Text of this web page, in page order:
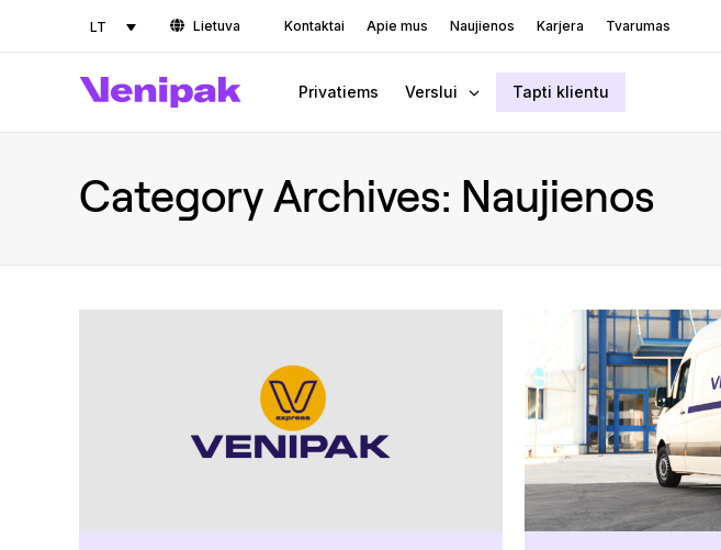
LT Lietuva Kontaktai Apie mus Naujienos Karjera Tvarumas
Privatiems Verslui Tapti klientu
Category Archives: Naujienos